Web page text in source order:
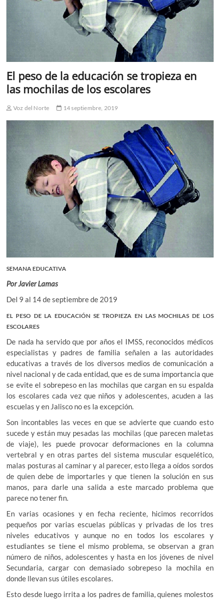
El peso de la educación se tropieza en
las mochilas de los escolares
Voz del Norte 14 septiembre, 2019
SEMANA EDUCATIVA
Por Javier Lamas
Del 9 al 14 de septiembre de 2019
EL PESO DE LA EDUCACIÓN SE TROPIEZA EN LAS MOCHILAS DE LOS
ESCOLARES
De nada ha servido que por años el IMSS, reconocidos médicos
especialistas y padres de familia señalen a las autoridades
educativas a través de los diversos medios de comunicación a
nivel nacional y de cada entidad, que es de suma importancia que
se evite el sobrepeso en las mochilas que cargan en su espalda
los escolares cada vez que niños y adolescentes, acuden a las
escuelas y en Jalisco no es la excepción.
Son incontables las veces en que se advierte que cuando esto
sucede y están muy pesadas las mochilas (que parecen maletas
de viaje), les puede provocar deformaciones en la columna
vertebral y en otras partes del sistema muscular esquelético,
malas posturas al caminar y al parecer, esto llega a oídos sordos
de quien debe de importarles y que tienen la solución en sus
manos, para darle una salida a este marcado problema que
parece no tener fin.
En varias ocasiones y en fecha reciente, hicimos recorridos
pequeños por varias escuelas públicas y privadas de los tres
niveles educativos y aunque no en todos los escolares y
estudiantes se tiene el mismo problema, se observan a gran
número de niños, adolescentes y hasta en los jóvenes de nivel
Secundaria, cargar con demasiado sobrepeso la mochila en
donde llevan sus útiles escolares.
Esto desde luego irrita a los padres de familia, quienes molestos